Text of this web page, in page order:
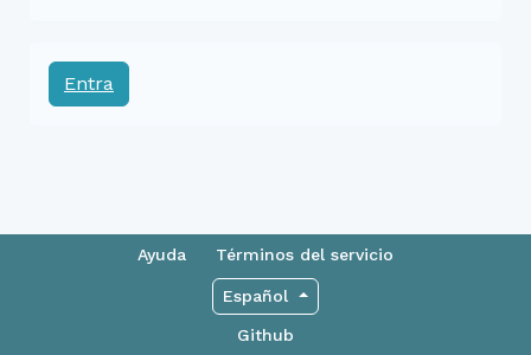
Entra
Ayuda Términos del servicio
Español
Github